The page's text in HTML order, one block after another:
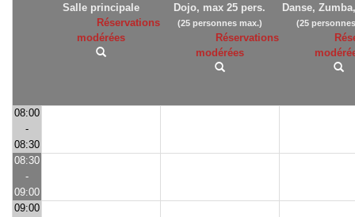
Salle principale
Réservations
modérées
Dojo, max 25 pers.
(25 personnes max.)
Réservations
modérées
Danse,
(25
08:00
-
08:30
08:30
-
09:00
09:00